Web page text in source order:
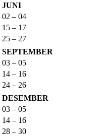
JUNI
02 – 04
15 – 17
25 – 27
SEPTEMBER
03 – 05
14 – 16
24 – 26
DESEMBER
03 – 05
14 – 16
28 – 30